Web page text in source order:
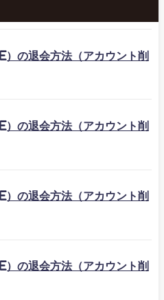
の退会方法（アカウント削
の退会方法（アカウント削
の退会方法（アカウント削
の退会方法（アカウント削